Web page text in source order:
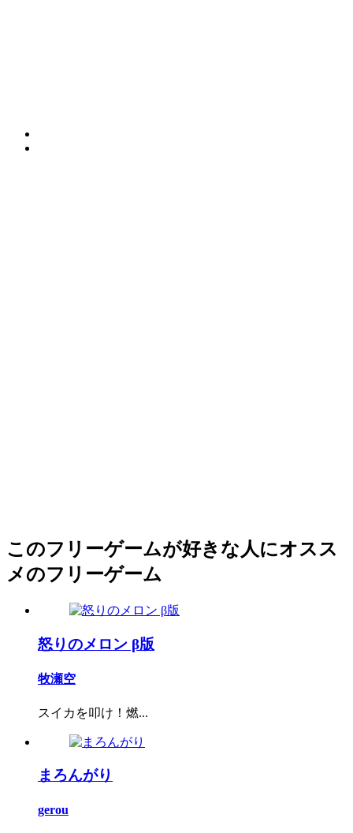
このフリーゲームが好きな人にオスス
メのフリーゲーム
怒りのメロン β版
牧瀬空
スイカを叩け！燃...
まろんがり
gerou